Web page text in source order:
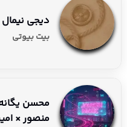
دیجی نیمال
بیت بیوتی
محسن
منصور ×